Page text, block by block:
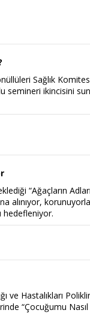
Sağlık
semineri ikincisini
“Ağaçların
alınıyor,
hedefleniyor.
ve Hastalıkları
“Çocuğumu